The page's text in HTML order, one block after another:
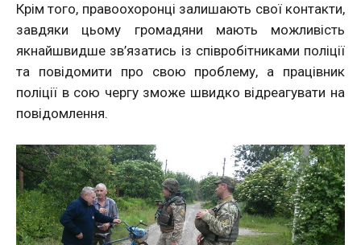
Крім того, правоохоронці залишають свої контакти,
завдяки цьому громадяни мають можливість
якнайшвидше зв’язатись із співробітниками поліції
та повідомити про свою проблему, а працівник
поліції в сою чергу зможе швидко відреагувати на
повідомлення.